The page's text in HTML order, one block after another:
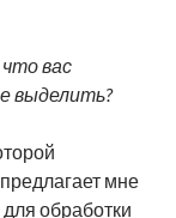
вас
выделить?
мне
обработки